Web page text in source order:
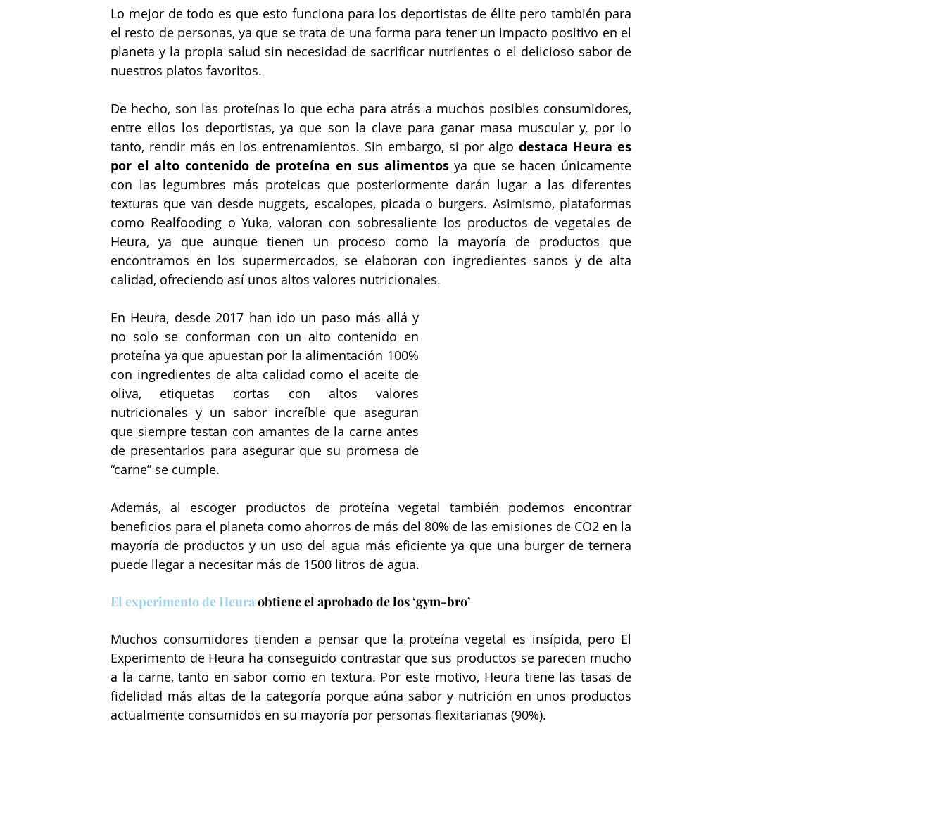
Lo mejor de todo es que esto funciona para los deportistas de élite pero también para
el resto de personas, ya que se trata de una forma para tener un impacto positivo en el
planeta y la propia salud sin necesidad de sacrificar nutrientes o el delicioso sabor de
nuestros platos favoritos.
De hecho, son las proteínas lo que echa para atrás a muchos posibles consumidores,
entre ellos los deportistas, ya que son la clave para ganar masa muscular y, por lo
tanto, rendir más en los entrenamientos. Sin embargo, si por algo destaca Heura es
por el alto contenido de proteína en sus alimentos ya que se hacen únicamente
con las legumbres más proteicas que posteriormente darán lugar a las diferentes
texturas que van desde nuggets, escalopes, picada o burgers. Asimismo, plataformas
como Realfooding o Yuka, valoran con sobresaliente los productos de vegetales de
Heura, ya que aunque tienen un proceso como la mayoría de productos que
encontramos en los supermercados, se elaboran con ingredientes sanos y de alta
calidad, ofreciendo así unos altos valores nutricionales.
En Heura, desde 2017 han ido un paso más allá y
no solo se conforman con un alto contenido en
proteína ya que apuestan por la alimentación 100%
con ingredientes de alta calidad como el aceite de
oliva, etiquetas cortas con altos valores
nutricionales y un sabor increíble que aseguran
que siempre testan con amantes de la carne antes
de presentarlos para asegurar que su promesa de
“carne” se cumple.
Además, al escoger productos de proteína vegetal también podemos encontrar
beneficios para el planeta como ahorros de más del 80% de las emisiones de CO2 en la
mayoría de productos y un uso del agua más eficiente ya que una burger de ternera
puede llegar a necesitar más de 1500 litros de agua.
El experimento de Heura obtiene el aprobado de los ‘gym-bro’
Muchos consumidores tienden a pensar que la proteína vegetal es insípida, pero El
Experimento de Heura ha conseguido contrastar que sus productos se parecen mucho
a la carne, tanto en sabor como en textura. Por este motivo, Heura tiene las tasas de
fidelidad más altas de la categoría porque aúna sabor y nutrición en unos productos
actualmente consumidos en su mayoría por personas flexitarianas (90%).